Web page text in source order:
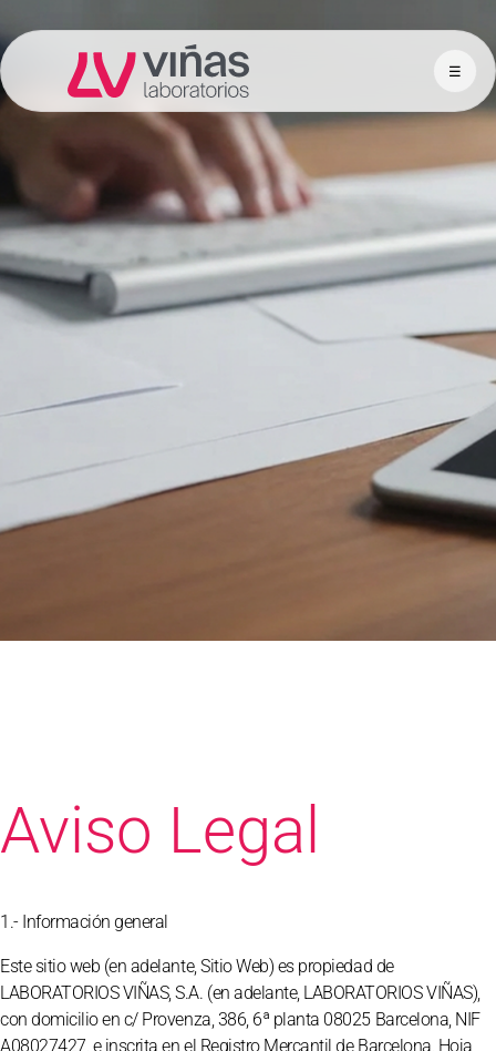
Laboratorios Viñas ☰
Aviso Legal
1.- Información general
Este sitio web (en adelante, Sitio Web) es propiedad de
LABORATORIOS VIÑAS, S.A. (en adelante, LABORATORIOS VIÑAS),
con domicilio en c/ Provenza, 386, 6ª planta 08025 Barcelona, NIF
A08027427, e inscrita en el Registro Mercantil de Barcelona, Hoja